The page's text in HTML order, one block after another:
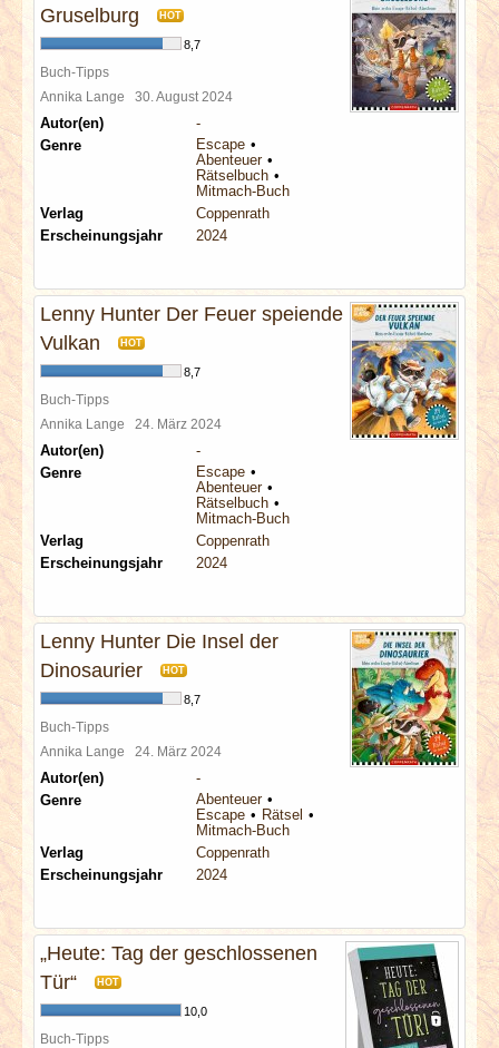
Gruselburg
HOT
8,7
Buch-Tipps
Annika Lange 30. August 2024
Autor(en)
-
Genre
Escape
Abenteuer
Rätselbuch
Mitmach-Buch
Verlag
Coppenrath
Erscheinungsjahr
2024
Lenny Hunter Der Feuer speiende
Vulkan
HOT
8,7
Buch-Tipps
Annika Lange 24. März 2024
Autor(en)
-
Genre
Escape
Abenteuer
Rätselbuch
Mitmach-Buch
Verlag
Coppenrath
Erscheinungsjahr
2024
Lenny Hunter Die Insel der
Dinosaurier
HOT
8,7
Buch-Tipps
Annika Lange 24. März 2024
Autor(en)
-
Genre
Abenteuer
Escape
Rätsel
Mitmach-Buch
Verlag
Coppenrath
Erscheinungsjahr
2024
„Heute: Tag der geschlossenen
Tür“
HOT
10,0
Buch-Tipps